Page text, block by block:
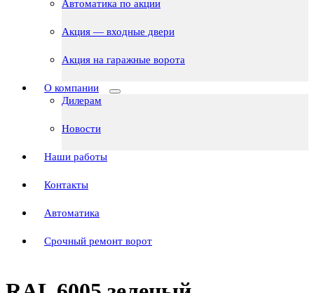
Автоматика по акции
Акция — входные двери
Акция на гаражные ворота
О компании
Дилерам
Новости
Наши работы
Контакты
Автоматика
Срочный ремонт ворот